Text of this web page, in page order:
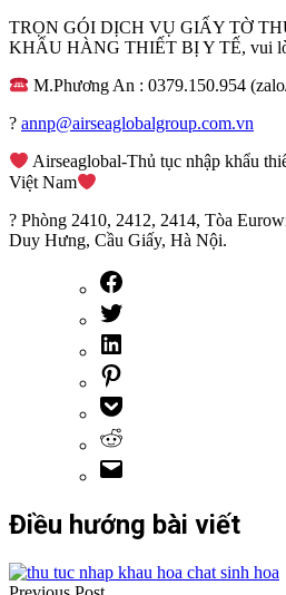
TRỌN GÓI DỊCH VỤ GIẤY TỜ
KHẨU HÀNG THIẾT BỊ Y TẾ, vui
M.Phương An :0379.150.954
? annp@airseaglobalgroup.com.vn
Airseaglobal-Thủ tục nhập khẩu
Việt Nam
? Phòng 2410, 2412, 2414, Tòa
Duy Hưng, Cầu Giấy, Hà Nội.
Điều hướng bài viết